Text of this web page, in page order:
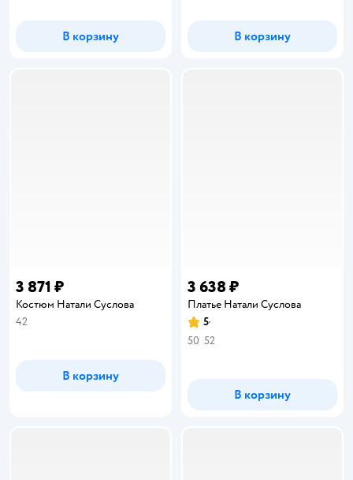
В корзину В корзину
3 871 ₽
Костюм Натали Суслова
42
В корзину
3 638 ₽
Платье Натали Суслова
Рейтинг:
5
50 52
В корзину